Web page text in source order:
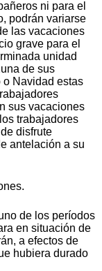
ni para el
podrán variarse
las vacaciones
grave para el
unidad
de sus
o Navidad estas
sus vacaciones
trabajadores
disfrute
antelación a su
de los períodos
en situación de
a efectos de
hubiera durado